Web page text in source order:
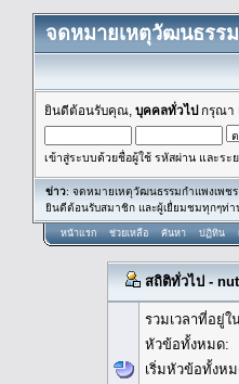
จดหมายเหตุวัฒนธรร
ยินดีต้อนรับคุณ, บุคคลทั่วไปกรุณา
เข้าสู่ระบบด้วยชื่อผู้ใช้ รหัสผ่าน และระ
ข่าว: จดหมายเหตุวัฒนธรรมกำแพงเพช
ยินดีต้อนรับสมาชิก และผู้เยื่ยมชมทุกๆท่า
หน้าแรก ช่วยเหลือ ค้นหา ปฏิทิน
สถิติทั่วไป -
รวมเวลาที่อยู่ใ
หัวข้อทั้งหมด:
เริ่มหัวข้อทั้งห